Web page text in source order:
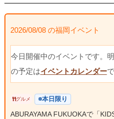
2026/08/08 の福岡イベント
今日開催中のイベントです。
の予定はイベントカレンダー
グルメ 本日限り
ABURAYAMA FUKUOKAで「